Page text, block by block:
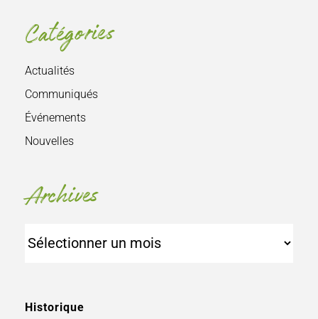
Catégories
Actualités
Communiqués
Événements
Nouvelles
Archives
Historique